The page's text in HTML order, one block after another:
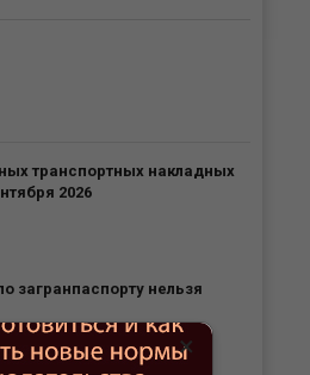
транспортных накладных
2026
загранпаспорту нельзя
×